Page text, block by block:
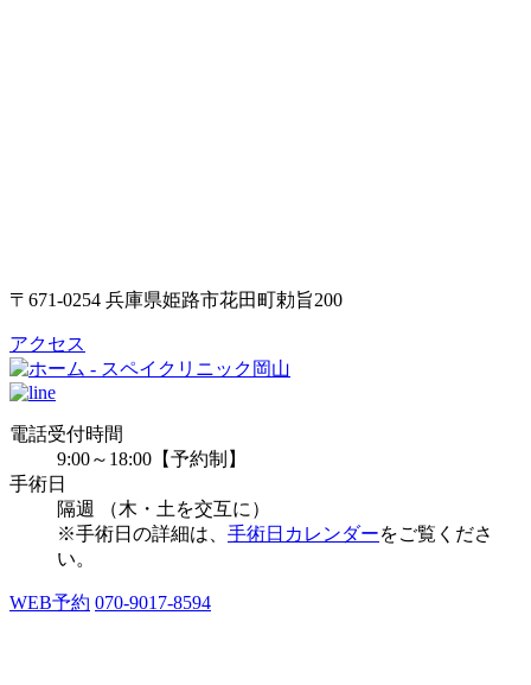
〒671-0254 兵庫県姫路市花田町勅旨200
アクセス
電話受付時間
9:00～18:00 【予約制】
手術日
隔週 （木・土を交互に）
※手術日の詳細は、 手術日カレンダーをご覧くださ
い。
WEB予約 070-9017-8594